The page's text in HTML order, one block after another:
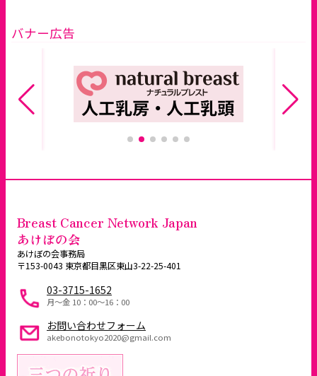
バナー広告
Breast Cancer Network Japan
あけぼの会
あけぼの会事務局
〒153-0043 東京都目黒区東山3-22-25-401
03-3715-1652
月～金 10：00〜16：00
お問い合わせフォーム
akebonotokyo2020@gmail.com